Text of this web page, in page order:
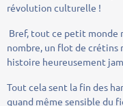
révolution culturelle !
Bref, tout ce petit monde
nombre, un flot de crétins
histoire heureusement
Tout cela sent la fin des
quand même sensible du